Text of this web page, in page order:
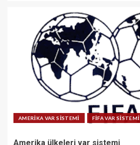
AMERİKA VAR SİSTEMİ FİFA VAR SİSTEMİ
Amerika ülkeleri var sistemi